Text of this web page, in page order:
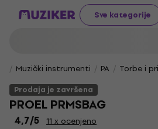
Sve kategorije
Muzički instrumenti PA
Torbe i
Prodaja je završena
PROEL PRMSBAG
4,7/5
11 x ocenjeno